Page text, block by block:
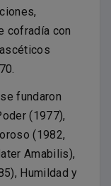
cofradía con
fundaron
(1977),
(1982,
Amabilis),
Humildad y